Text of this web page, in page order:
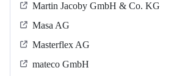
Martin Jacoby GmbH & Co. KG
Masa AG
Masterflex AG
mateco GmbH